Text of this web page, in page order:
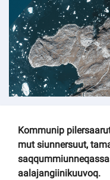
Kommuni pillugu
Kommunip
mut siunnersuut,
aalajangiinikuuvoq.